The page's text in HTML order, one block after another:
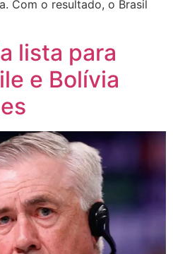
Com o resultado, o Brasil
lista para
e Bolívia